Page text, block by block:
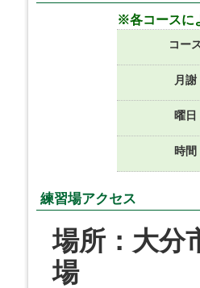
※各コース
コー
月謝
曜日
時間
練習場アクセス
場所：大分
場